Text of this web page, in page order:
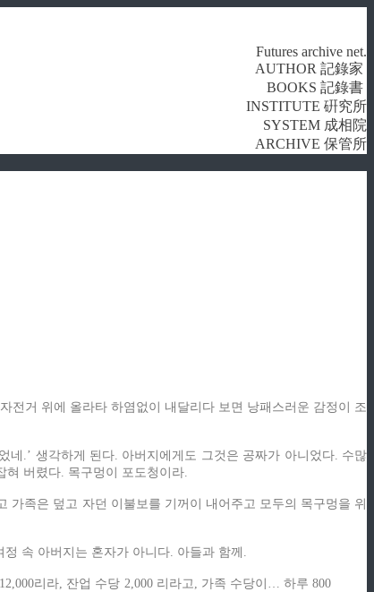
Futures archive net.
AUTHOR 記錄家
BOOKS 記錄書
INSTITUTE 硏究所
SYSTEM 成相院
ARCHIVE 保管所
전거 위에 올라타 하염없이 내달리다 보면 낭패스러운 감정이 조
.’ 생각하게 된다. 아버지에게도 그것은 공짜가 아니었다. 수많
혀 버렸다. 목구멍이 포도청이라.
족은 덮고 자던 이불보를 기꺼이 내어주고 모두의 목구멍을 위
속 아버지는 혼자가 아니다. 아들과 함께.
리라, 잔업 수당 2,000 리라고, 가족 수당이… 하루 800